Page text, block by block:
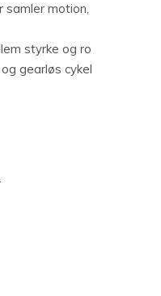
samler motion,
styrke og ro
gearløs cykel